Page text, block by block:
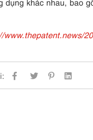
www.thepatent.news/